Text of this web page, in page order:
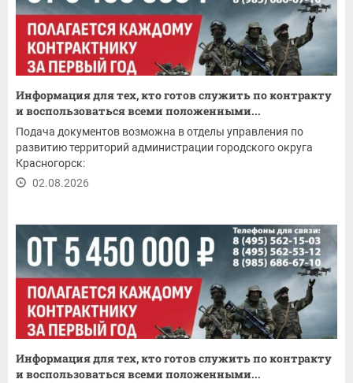
Информация для тех, кто готов служить по контракту
и воспользоваться всеми положенными...
Подача документов возможна в отделы управления по
развитию территорий администрации городского округа
Красногорск:
02.08.2026
Информация для тех, кто готов служить по контракту
и воспользоваться всеми положенными...